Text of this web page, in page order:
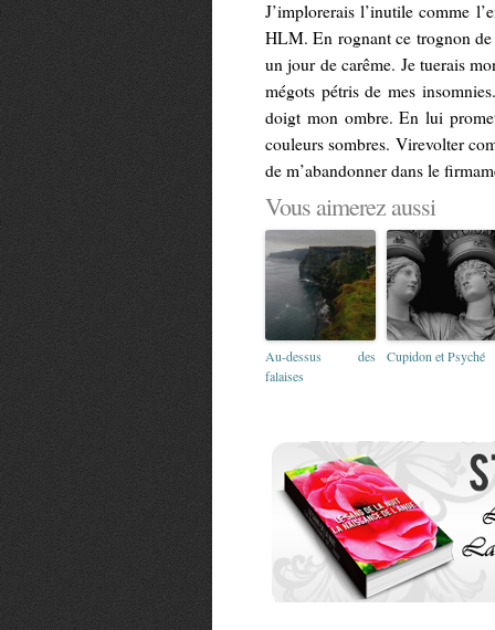
J’implorerais l’inutile comme
HLM. En rognant ce trognon de
un jour de carême. Je tuerais
mégots pétris de mes
doigt mon ombre. En lui
couleurs sombres. Virevolter
de m’abandonner dans le
Vous aimerez aussi
Au-dessus des
falaises
Cupidon et Psyché